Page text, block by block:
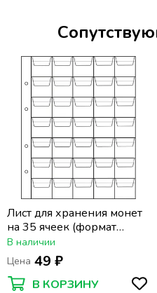
Лист для хранения монет
на 35 ячеек (формат
Optima) (200х250 мм)
В наличии
Цена 49 ₽
В КОРЗИНУ